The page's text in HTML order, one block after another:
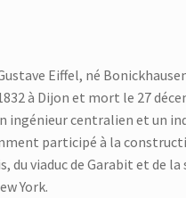
Eiffel, né
à Dijon et mort le 27
ingénieur centralien et un
participé à la
du viaduc de Garabit et de
York.